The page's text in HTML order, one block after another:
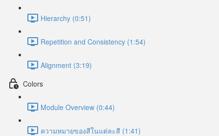
Hierarchy (0:51)
Repetition and Consistency (1:54)
Alignment (3:19)
Colors
Module Overview (0:44)
ความหมายของสีในแต่ละสี (1:41)